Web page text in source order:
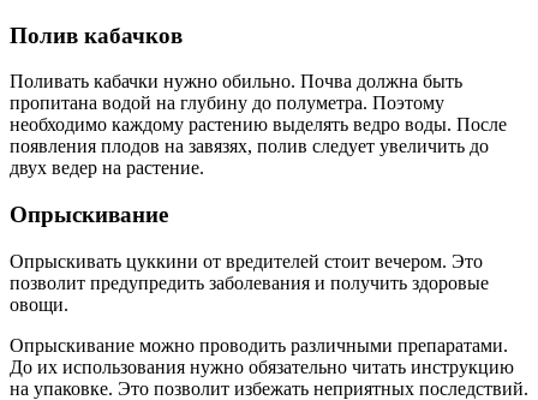
Полив кабачков
Поливать кабачки нужно обильно. Почва должна быть
пропитана водой на глубину до полуметра. Поэтому
необходимо каждому растению выделять ведро воды. После
появления плодов на завязях, полив следует увеличить до
двух ведер на растение.
Опрыскивание
Опрыскивать цуккини от вредителей стоит вечером. Это
позволит предупредить заболевания и получить здоровые
овощи.
Опрыскивание можно проводить различными препаратами.
До их использования нужно обязательно читать инструкцию
на упаковке. Это позволит избежать неприятных последствий.